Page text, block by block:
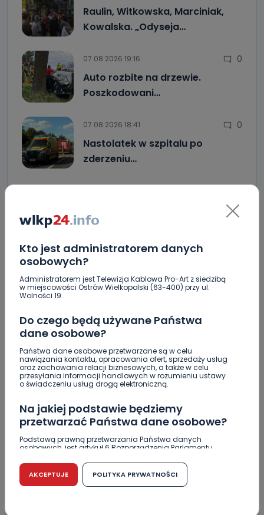
Kto jest administratorem danych
osobowych?
Administratorem jest Telewizja Kablowa Pro-Art z siedzibą
w miejscowości Ostrów Wielkopolski (63-400) przy ul.
Wolności 19.
Do czego będą używane Państwa
dane osobowe?
Państwa dane osobowe przetwarzane są w celu
nawiązania kontaktu, opracowania ofert, sprzedaży usług
oraz zachowania relacji biznesowych, a także w celu
przesyłania informacji handlowych w rozumieniu ustawy
o świadczeniu usług drogą elektroniczną.
Na jakiej podstawie będziemy
przetwarzać Państwa dane osobowe?
Podstawą prawną przetwarzania Państwa danych
osobowych, jest artykuł 6 Rozporządzenia Parlamentu
r. w sprawie ochrony osób fizycznych w związku z
przetwarzaniem danych osobowych w sprawie
swobodnego przepływu takich danych oraz uchylenia
dyrektywy 95/46/WE (RODO).
AKCEPTUJE POLITYKA PRYWATNOŚCI
Raulin, Witkowska, Marciniak,
Kowalska. „Odyseja…
07.08.2026 19:16 0
Auto rozbite na drzewie.
Poszkodowani…
07.08.2026 18:41 0
Nastolatek w szpitalu po
zderzeniu…
Uważaj na oszustwo! Przychodzą maile z
Jak wybrać prostownicę do włosów puszących się i
Jakość wody wróciła (prawie) do normy. Jest
komunikat sanepidu
Zatrzymany w Sośniach. Za połamane tablice
Nowe ustalenia w sprawie OZC. Kto spełnił warunki
przetargu, a kto próbował wrócić do gry?
Czy aquapark w Ostrowie powinien powstać?
Rozpoczęły się konsultacje
"Łącznik" w remoncie. Urząd miejski będzie
Ile jest klimy w szpitalu? Sprawdzamy w regionie
Więcej pieniędzy dla OSP w gminie Ostrów.
Centra wzmocniona i gotowa do gry. Chce
lepszego seoznu